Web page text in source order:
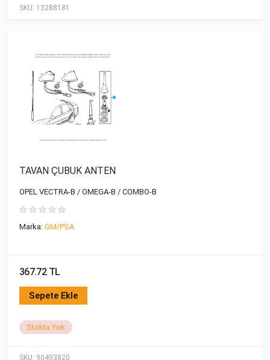
SKU: 13288181
SKU: 90493820
TAVAN ÇUBUK ANTEN
OPEL VECTRA-B / OMEGA-B / COMBO-B
Marka: GM/PSA
367.72 TL
Sepete Ekle
Stokta Yok